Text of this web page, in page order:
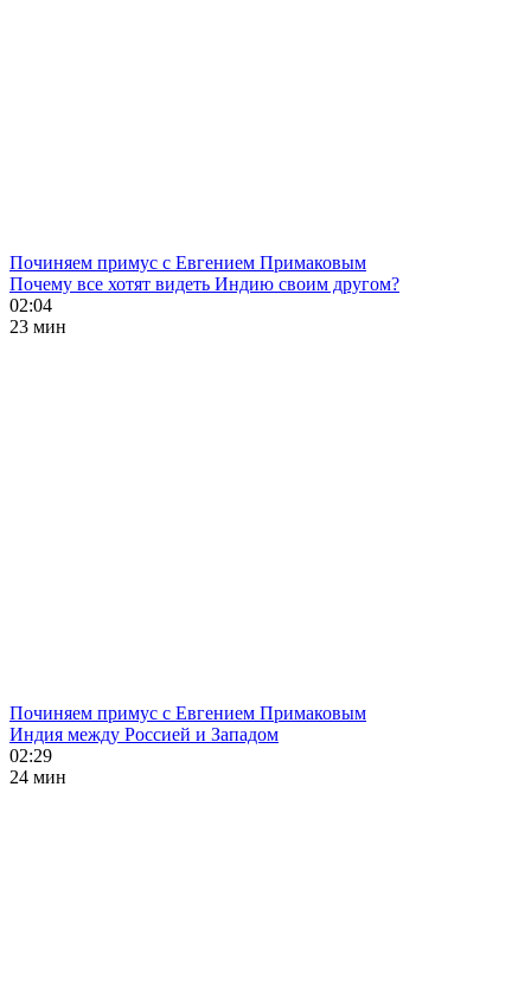
Починяем примус с Евгением Примаковым
Почему все хотят видеть Индию своим другом?
02:04
23 мин
Починяем примус с Евгением Примаковым
Индия между Россией и Западом
02:29
24 мин